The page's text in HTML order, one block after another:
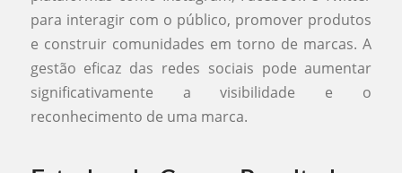
para interagir com o público, promover produtos
e construir comunidades em torno de marcas. A
gestão eficaz das redes sociais pode aumentar
significativamente a visibilidade e o
reconhecimento de uma marca.